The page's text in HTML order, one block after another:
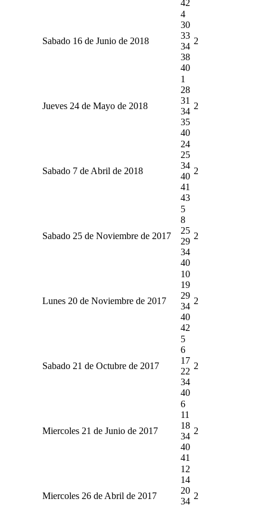
42
Sabado 16 de Junio de 2018
4
30
33
34
38
40
2
Jueves 24 de Mayo de 2018
1
28
31
34
35
40
2
Sabado 7 de Abril de 2018
24
25
34
40
41
43
2
Sabado 25 de Noviembre de 2017
5
8
25
29
34
40
2
Lunes 20 de Noviembre de 2017
10
19
29
34
40
42
2
Sabado 21 de Octubre de 2017
5
6
17
22
34
40
2
Miercoles 21 de Junio de 2017
6
11
18
34
40
41
2
Miercoles 26 de Abril de 2017
12
14
20
34
2